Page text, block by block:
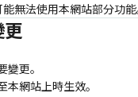
無法使用本網站部分功能
更。
網站上時生效。